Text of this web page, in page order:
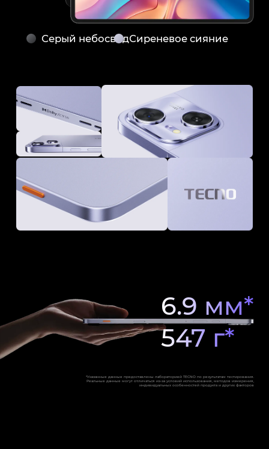
Серый небосводСиреневое сияние
6.9 мм*
547 г*
*Указанные данные предоставлены лабораторией TECNO по результатам тестирования.
Реальные данные могут отличаться из-за условий использования, методов измерения,
индивидуальных особенностей продукта и других факторов